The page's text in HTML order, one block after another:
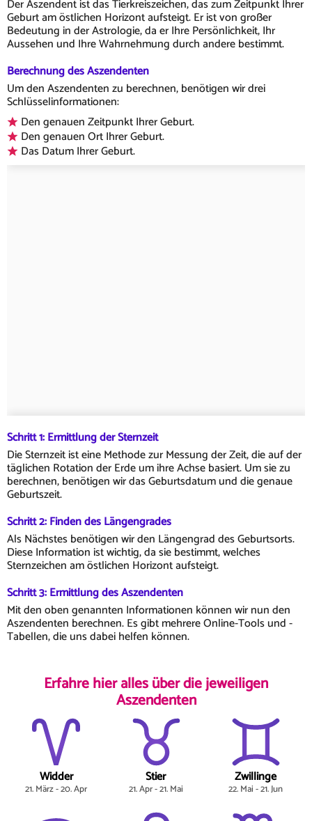
Der Aszendent ist das Tierkreiszeichen, das zum Zeitpunkt Ihrer
Geburt am östlichen Horizont aufsteigt. Er ist von großer
Bedeutung in der Astrologie, da er Ihre Persönlichkeit, Ihr
Aussehen und Ihre Wahrnehmung durch andere bestimmt.
Berechnung des Aszendenten
Um den Aszendenten zu berechnen, benötigen wir drei
Schlüsselinformationen:
Den genauen Zeitpunkt Ihrer Geburt.
Den genauen Ort Ihrer Geburt.
Das Datum Ihrer Geburt.
Schritt 1: Ermittlung der Sternzeit
Die Sternzeit ist eine Methode zur Messung der Zeit, die auf der
täglichen Rotation der Erde um ihre Achse basiert. Um sie zu
berechnen, benötigen wir das Geburtsdatum und die genaue
Geburtszeit.
Schritt 2: Finden des Längengrades
Als Nächstes benötigen wir den Längengrad des Geburtsorts.
Diese Information ist wichtig, da sie bestimmt, welches
Sternzeichen am östlichen Horizont aufsteigt.
Schritt 3: Ermittlung des Aszendenten
Mit den oben genannten Informationen können wir nun den
Aszendenten berechnen. Es gibt mehrere Online-Tools und -
Tabellen, die uns dabei helfen können.
Erfahre hier alles über die jeweiligen
Aszendenten
Widder
21. März - 20. Apr
Stier
21. Apr - 21. Mai
Zwillinge
22. Mai - 21. Jun